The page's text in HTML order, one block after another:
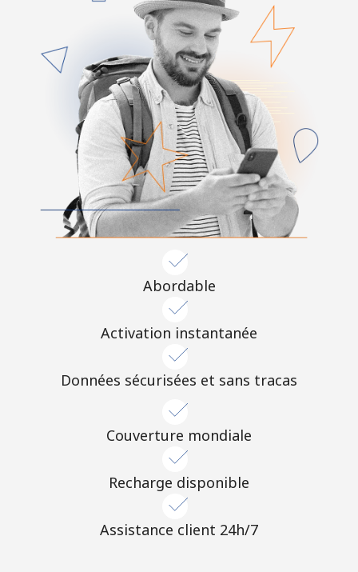
Abordable
Activation instantanée
Données sécurisées et sans tracas
Couverture mondiale
Recharge disponible
Assistance client 24h/7